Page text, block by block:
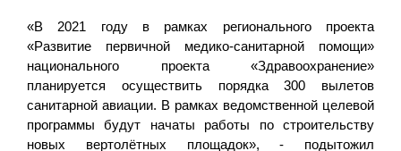
«В 2021 году в рамках регионального проекта
«Развитие первичной медико-санитарной помощи»
национального проекта «Здравоохранение»
планируется осуществить порядка 300 вылетов
санитарной авиации. В рамках ведомственной целевой
программы будут начаты работы по строительству
новых вертолётных площадок», - подытожил